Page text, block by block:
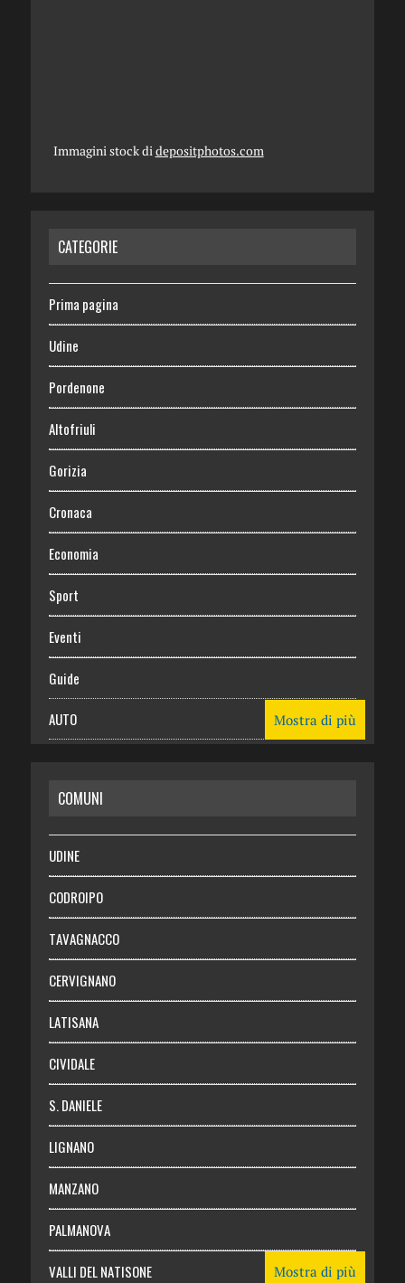
Immagini stock didepositphotos.com
CATEGORIE
Prima pagina
Udine
Pordenone
Altofriuli
Gorizia
Cronaca
Economia
Sport
Eventi
Guide
AUTO
RISPARMIO
SALUTE
Necrologie
Chi siamo
Abbonati
Login
Mostra di più
COMUNI
UDINE
CODROIPO
TAVAGNACCO
CERVIGNANO
LATISANA
CIVIDALE
S. DANIELE
LIGNANO
MANZANO
PALMANOVA
VALLI DEL NATISONE Mostra di più